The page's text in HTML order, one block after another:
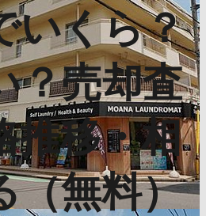
いくら？
？売却査
推移・相
（無料）